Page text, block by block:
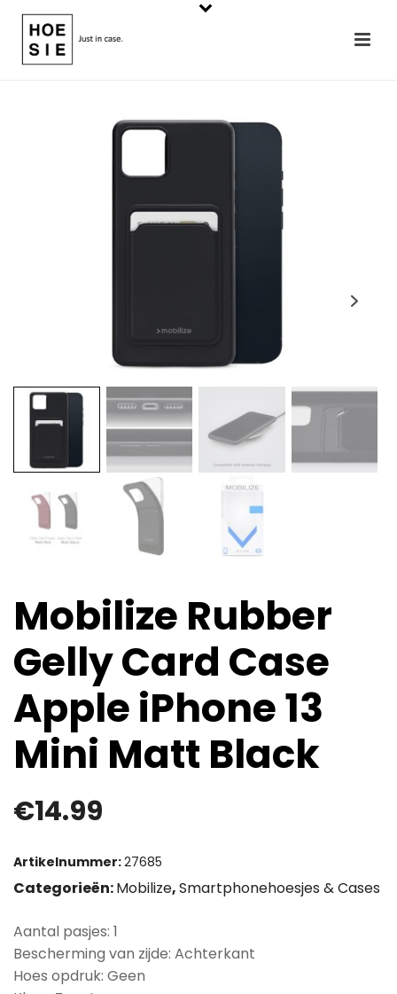
Mobilize Rubber
Gelly Card Case
Apple iPhone 13
Mini Matt Black
€14.99
Artikelnummer:27685
Categorieën:Mobilize,Smartphonehoesjes & Cases
Aantal pasjes: 1
Bescherming van zijde: Achterkant
Hoes opdruk: Geen